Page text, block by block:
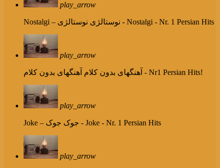
play_arrow
Nostalgi – نوستالژی نوستالژی - Nostalgi - Nr. 1 Persian Hits
play_arrow
آهنگهای بدون کلام آهنگهای بدون کلام - Nr1 Persian Hits!
play_arrow
Joke – جوک جوک - Joke - Nr. 1 Persian Hits
play_arrow